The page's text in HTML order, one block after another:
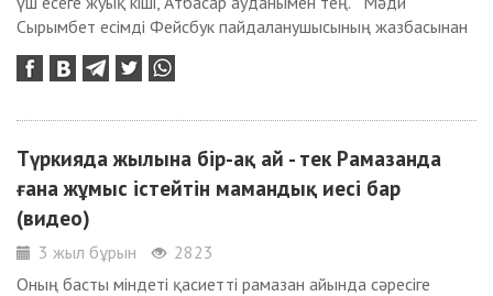
Сырымбет есімді Фейсбук пайдаланушысының жазбасынан
Түркияда жылына бір-ақ ай - тек Рамазанда
ғана жұмыс істейтін мамандық иесі бар
(видео)
3 жыл бұрын
2823
Оның басты міндеті қасиетті рамазан айында сәресіге